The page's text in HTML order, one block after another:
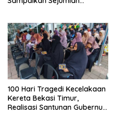
100 Hari Tragedi Kecelakaan
Kereta Bekasi Timur,
Realisasi Santunan Gubernur